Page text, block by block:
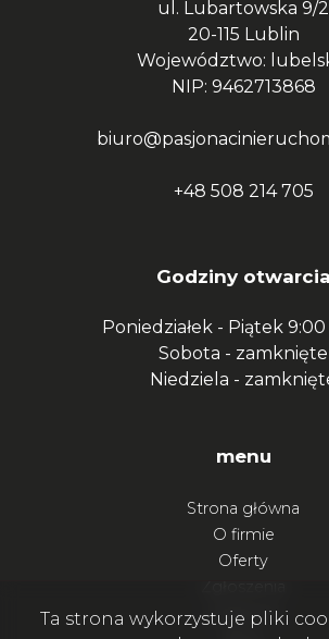
ul. Lubartowska 9/2
20-115 Lublin
Województwo:
NIP: 9462713868
+48 508 214 705
Godziny otwarcia
Poniedziałek - Piątek9:00
Sobota - zamknięte
Niedziela -
menu
Strona główna
O firmie
Oferty
Ulubione
Ta strona wykorzystuje pliki